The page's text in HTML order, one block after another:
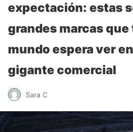
expectación: estas
grandes marcas que
mundo espera ver
gigante comercial
Sara C